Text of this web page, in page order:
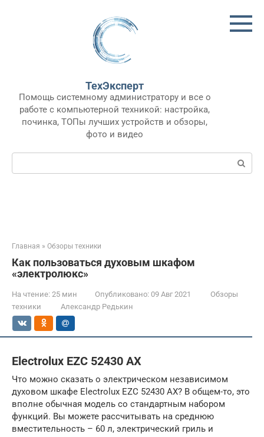
ТехЭксперт
Помощь системному администратору и все о
работе с компьютерной техникой: настройка,
починка, ТОПы лучших устройств и обзоры,
фото и видео
Поиск:
Главная » Обзоры техники
Как пользоваться духовым шкафом
«электролюкс»
На чтение: 25 мин Опубликовано: 09 Авг 2021
Обзоры
техники
Александр Редькин
Electrolux EZC 52430 AX
Что можно сказать о электрическом независимом
духовом шкафе Electrolux EZC 52430 AX? В общем-то, это
вполне обычная модель со стандартным набором
функций. Вы можете рассчитывать на среднюю
вместительность – 60 л, электрический гриль и